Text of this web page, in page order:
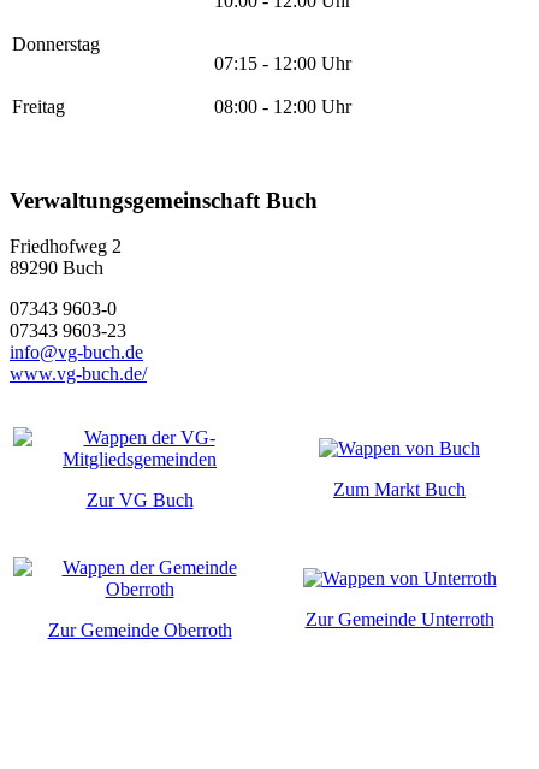
Donnerstag
07:15 - 12:00 Uhr
Freitag 08:00 - 12:00 Uhr
Verwaltungsgemeinschaft Buch
Friedhofweg 2
89290 Buch
07343 9603-0
07343 9603-23
info@vg-buch.de
www.vg-buch.de/
Zur VG Buch
Zum Markt Buch
Zur Gemeinde Oberroth
Zur Gemeinde Unterroth